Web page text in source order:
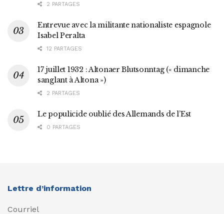
2 PARTAGES
Entrevue avec la militante nationaliste espagnole
Isabel Peralta
12 PARTAGES
17 juillet 1932 : Altonaer Blutsonntag (« dimanche
sanglant à Altona »)
2 PARTAGES
Le populicide oublié des Allemands de l’Est
0 PARTAGES
Lettre d’information
Courriel